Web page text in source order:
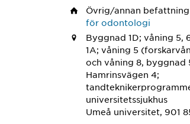
Övrig/annan befattning
för odontologi
Byggnad 1D; våning 5,
1A; våning 5
och våning 8, byggnad
Hamrinsvägen 4;
universitetssjukhus
Umeå universitet, 901